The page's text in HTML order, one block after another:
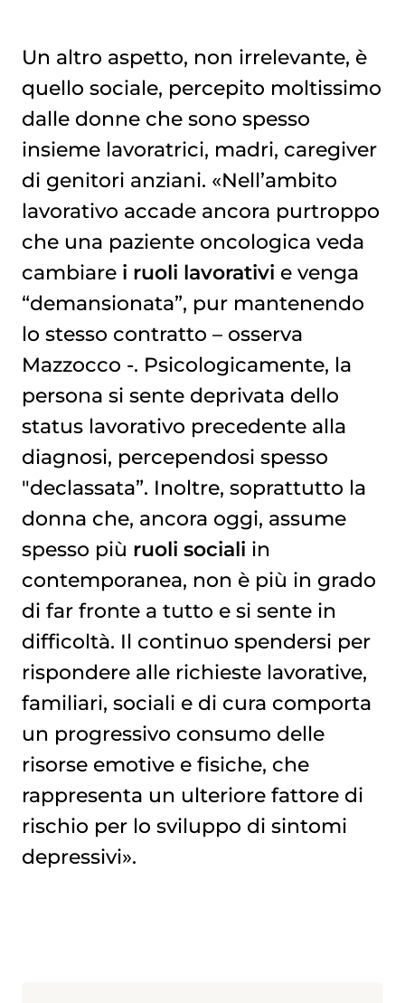
Un altro aspetto, non irrelevante, è
quello sociale, percepito moltissimo
dalle donne che sono spesso
insieme lavoratrici, madri, caregiver
di genitori anziani. «Nell’ambito
lavorativo accade ancora purtroppo
che una paziente oncologica veda
cambiarei ruoli lavorativi e venga
“demansionata”, pur mantenendo
lo stesso contratto – osserva
Mazzocco -. Psicologicamente, la
persona si sente deprivata dello
status lavorativo precedente alla
diagnosi, percependosi spesso
"declassata”. Inoltre, soprattutto la
donna che, ancora oggi, assume
spesso più ruoli sociali in
contemporanea, non è più in grado
di far fronte a tutto e si sente in
difficoltà. Il continuo spendersi per
rispondere alle richieste lavorative,
familiari, sociali e di cura comporta
un progressivo consumo delle
risorse emotive e fisiche, che
rappresenta un ulteriore fattore di
rischio per lo sviluppo di sintomi
depressivi».